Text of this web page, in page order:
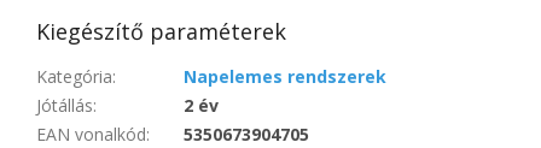
Kiegészítő paraméterek
Kategória:
Napelemes rendszerek
Jótállás:
2 év
EAN vonalkód:
5350673904705